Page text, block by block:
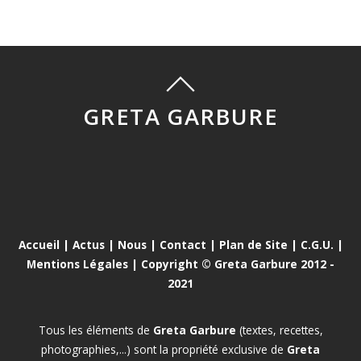
GRETA GARBURE
Accueil | Actus| Nous| Contact | Plan de Site | C.G.U. |
Mentions Légales | Copyright © Greta Garbure 2012 -
2021
Tous les éléments de Greta Garbure (textes, recettes,
photographies,...) sont la propriété exclusive de Greta